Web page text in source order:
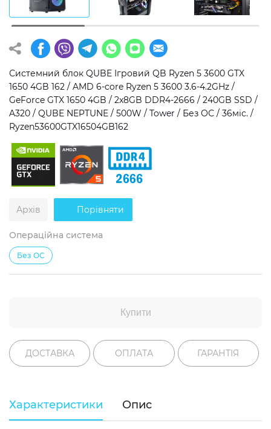
Операційна система
Windows 11 Home
Windows 11 Pro
Без ОС
Тип накопичувача
SSD
HDD
SSD + HDD
Додатково
RGB-підсвічування
Розблокований множник CPU
Надшвидкий M.2 SSD NVME
Системний блок QUBE Ігровий QB Ryzen 5 3600 GTX
1650 4GB 162 / AMD 6-core Ryzen 5 3600 3.6-4.2GHz /
GeForce GTX 1650 4GB / 2x8GB DDR4-2666 / 240GB SSD /
A320 / QUBE NEPTUNE / 500W / Tower / Без ОС / 36міс. /
Ryzen53600GTX16504GB162
Архів Порівняти
Операційна система
Без ОС
Купити
ДОСТАВКА ОПЛАТА ГАРАНТІЯ
Характеристики Опис